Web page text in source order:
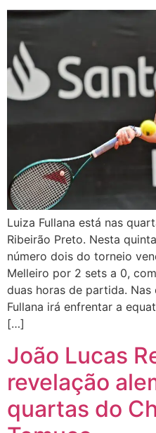
Luiza Fullana está nas
Ribeirão Preto. Nesta
número dois do torneio
Melleiro por 2 sets a 0,
duas horas de partida.
Fullana irá enfrentar a
[…]
João Lucas
revelação
quartas do